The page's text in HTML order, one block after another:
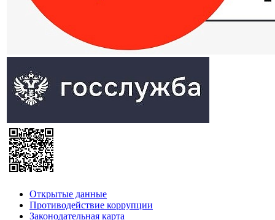
Открытые данные
Противодействие коррупции
Законодательная карта